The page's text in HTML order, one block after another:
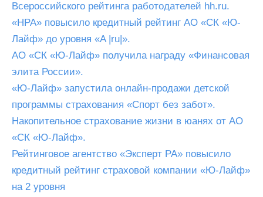
Всероссийского рейтинга работодателей hh.ru.
«НРА» повысило кредитный рейтинг АО «СК «Ю-
Лайф» до уровня «A |ru|».
АО «СК «Ю-Лайф» получила награду «Финансовая
элита России».
«Ю-Лайф» запустила онлайн-продажи детской
программы страхования «Спорт без забот».
Накопительное страхование жизни в юанях от АО
«СК «Ю-Лайф».
Рейтинговое агентство «Эксперт РА» повысило
кредитный рейтинг страховой компании «Ю-Лайф»
на 2 уровня